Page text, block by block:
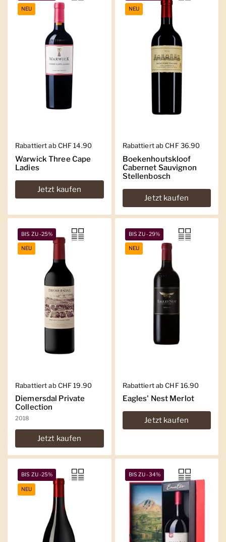
Regulärer Preis
Rabattiert ab CHF 14.90
Warwick Three Cape
Ladies
Jetzt kaufen
NEU
Regulärer Preis
Rabattiert ab CHF 36.90
Boekenhoutskloof
Cabernet Sauvignon
Stellenbosch
Jetzt kaufen
NEU
Regulärer Preis
Rabattiert ab CHF 19.90
Diemersdal Private
Collection
2018
Jetzt kaufen
BIS ZU -25%
NEU
Regulärer Preis
Rabattiert ab CHF 16.90
Eagles' Nest Merlot
Jetzt kaufen
BIS ZU -29%
NEU
BIS ZU -25%
NEU
BIS ZU -34%